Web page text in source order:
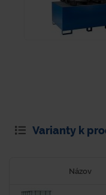
Varianty k
Názov